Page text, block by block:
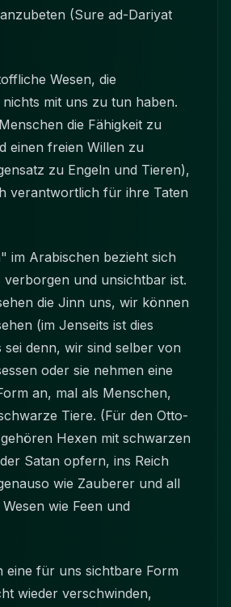
(Sure ad-Dariyat
Wesen, die
mit uns zu tun haben.
die Fähigkeit zu
einen freien Willen zu
zu Engeln und Tieren),
verantwortlich für ihre Taten
im Arabischen bezieht sich
verborgen und unsichtbar ist.
die Jinn uns, wir können
(im Jenseits ist dies
sei denn, wir sind selber von
oder sie nehmen eine
an, mal als Menschen,
Tiere. (Für den Otto-
Hexen mit schwarzen
Satan opfern, ins Reich
wie Zauberer und all
wie Feen und
eine für uns sichtbare Form
wieder verschwinden,